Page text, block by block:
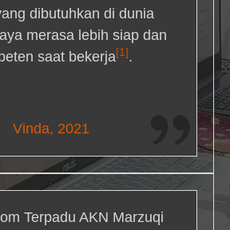
dibutuhkan di dunia
merasa lebih siap dan
saat bekerja[1] .
Vinda, 2021
Terpadu AKN Marzuqi